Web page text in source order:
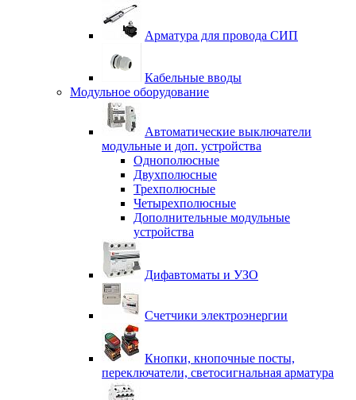
Арматура для провода СИП
Кабельные вводы
Модульное оборудование
Автоматические выключатели
модульные и доп. устройства
Однополюсные
Двухполюсные
Трехполюсные
Четырехполюсные
Дополнительные модульные
устройства
Дифавтоматы и УЗО
Счетчики электроэнергии
Кнопки, кнопочные посты,
переключатели, светосигнальная арматура